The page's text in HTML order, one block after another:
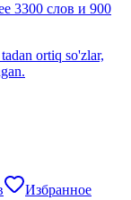
3300 слов и 900
ortiq so'zlar,
Избранное